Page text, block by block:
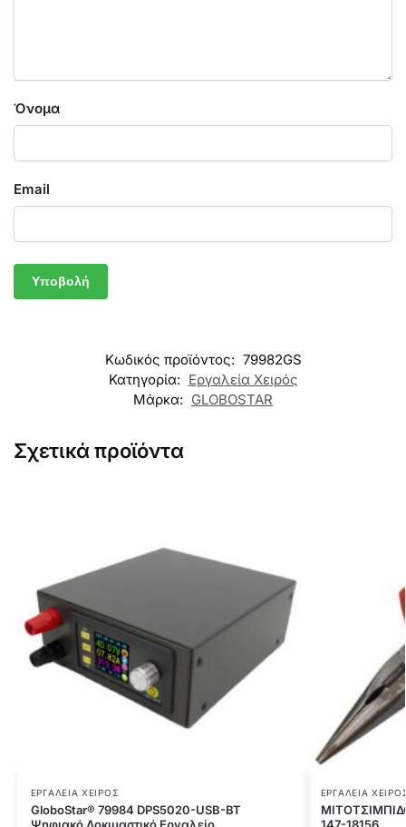
Όνομα
Email
Κωδικός προϊόντος: 79982GS
Κατηγορία: Εργαλεία Χειρός
Μάρκα: GLOBOSTAR
Σχετικά προϊόντα
ΕΡΓΑΛΕΊΑ ΧΕΙΡΌΣ
GloboStar® 79984 DPS5020-USB-BT
Ψηφιακό Δοκιμαστικό Εργαλείο
ΕΡΓΑΛΕΊΑ
147-18156